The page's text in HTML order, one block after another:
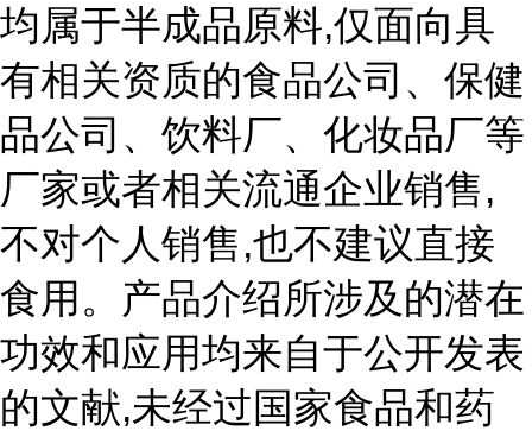
均属于半成品原料,仅面向具
有相关资质的食品公司、保健
品公司、饮料厂、化妆品厂等
厂家或者相关流通企业销售,
不对个人销售,也不建议直接
食用。产品介绍所涉及的潜在
功效和应用均来自于公开发表
的文献,未经过国家食品和药